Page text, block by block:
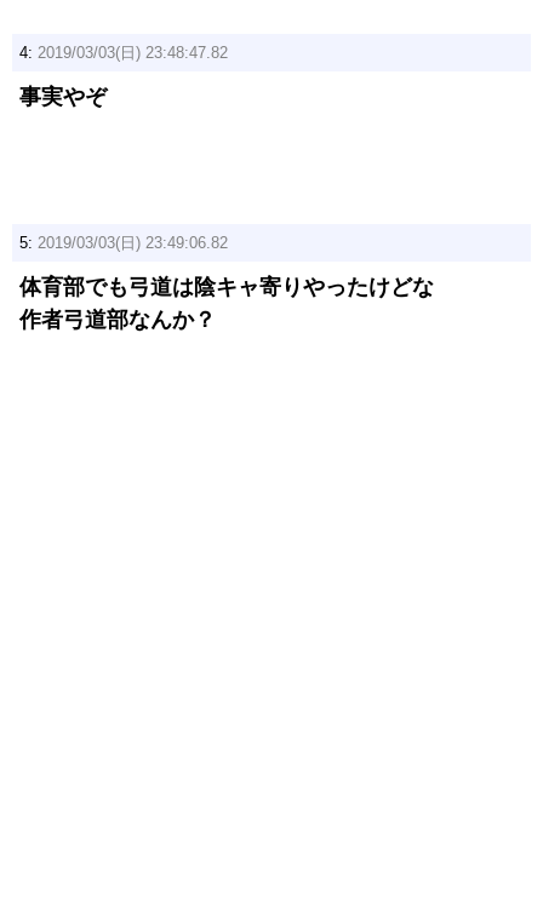
4: 2019/03/03(日) 23:48:47.82
事実やぞ
5: 2019/03/03(日) 23:49:06.82
体育部でも弓道は陰キャ寄りやったけどな
作者弓道部なんか？